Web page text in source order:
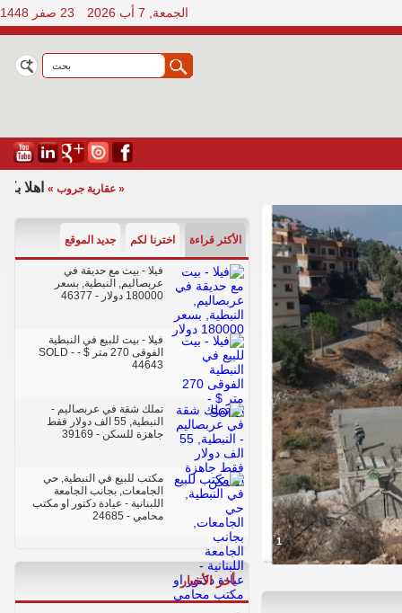
الجمعة, 7 أب 2026 23 صفر 1448
« عقارية جروب » اهلا
1
الأكثر قراءة اخترنا لكم جديد الموقع
فيلا - بيت مع حديقة في
عربصاليم, النبطية, بسعر
180000 دولار
- 46377
فيلا - بيت للبيع في النبطية
الفوقى 270 متر $ - SOLD
-
44643
تملك شقة في عربصاليم -
النبطية, 55 الف دولار فقط
جاهزة للسكن - 39169
مكتب للبيع في النبطية, حي
الجامعات, بجانب الجامعة
اللبنانية - عيادة دكتور او مكتب
محامي - 24685
أخر الأخبار